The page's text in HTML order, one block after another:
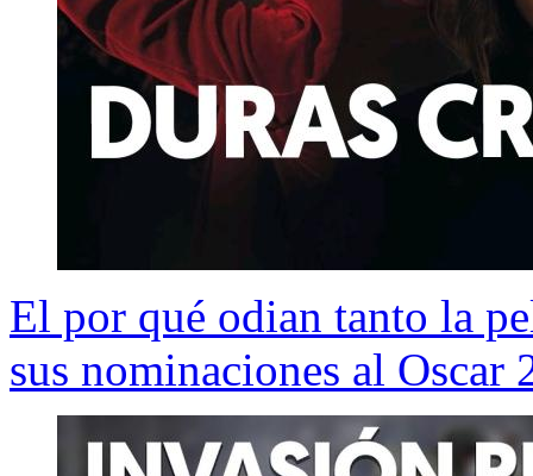
El por qué odian tanto la
sus nominaciones al Oscar